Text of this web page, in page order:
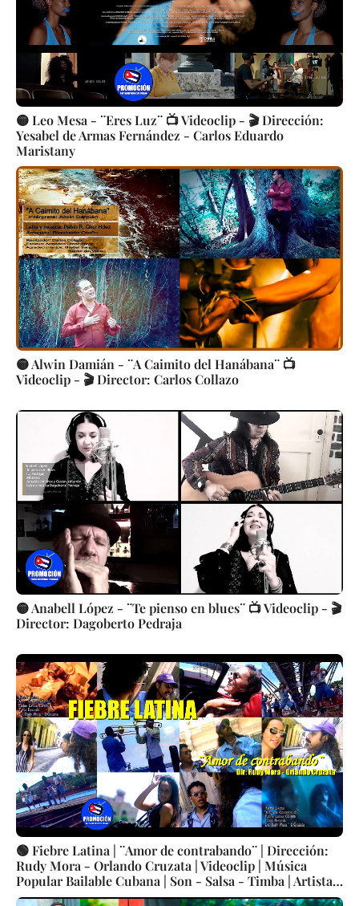
🟡 Leo Mesa - ¨Eres Luz¨ 📺 Videoclip - 🎬 Dirección:
Yesabel de Armas Fernández - Carlos Eduardo
Maristany
🟡 Alwin Damián - ¨A Caimito del Hanábana¨ 📺
Videoclip - 🎬 Director: Carlos Collazo
🟡 Anabell López - ¨Te pienso en blues¨ 📺 Videoclip - 🎬
Director: Dagoberto Pedraja
🟢 Fiebre Latina | ¨Amor de contrabando¨ | Dirección:
Rudy Mora - Orlando Cruzata | Videoclip | Música
Popular Bailable Cubana | Son - Salsa - Timba | Artistas
Cubanos | Canción | CUBA